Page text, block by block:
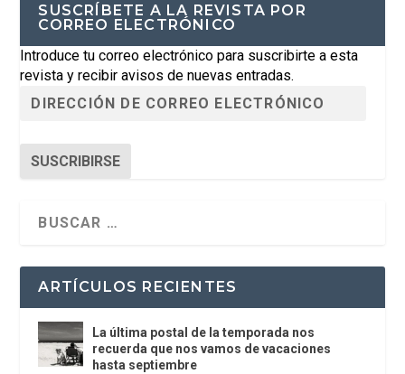
SUSCRÍBETE A LA REVISTA POR
CORREO ELECTRÓNICO
Introduce tu correo electrónico para suscribirte a esta
revista y recibir avisos de nuevas entradas.
SUSCRIBIRSE
ARTÍCULOS RECIENTES
La última postal de la temporada nos
recuerda que nos vamos de vacaciones
hasta septiembre